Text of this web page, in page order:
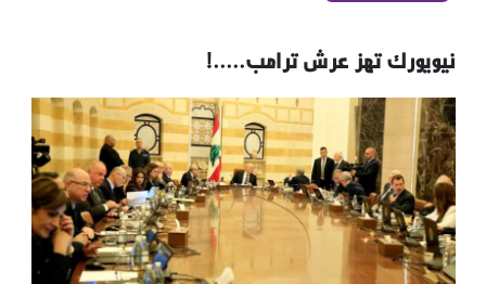
نيويورك تهز عرش ترامب.....!